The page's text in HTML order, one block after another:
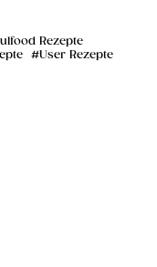
Rezepte
User Rezepte